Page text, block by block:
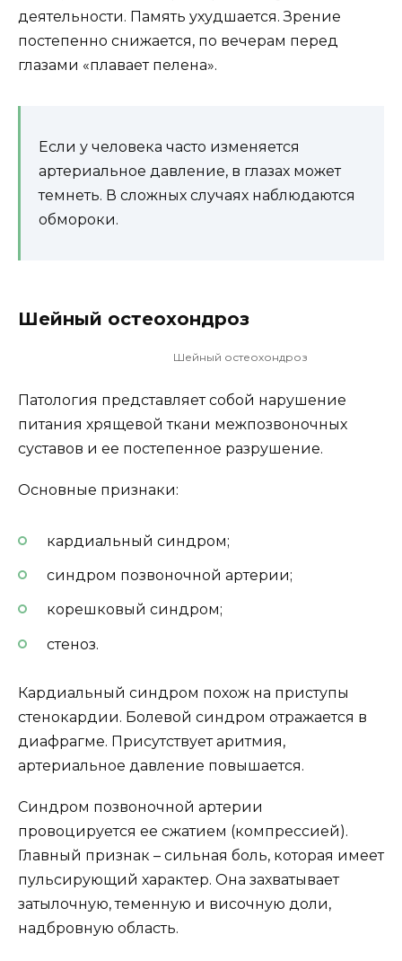
деятельности. Память ухудшается. Зрение
постепенно снижается, по вечерам перед
глазами «плавает пелена».
Если у человека часто изменяется
артериальное давление, в глазах может
темнеть. В сложных случаях наблюдаются
обмороки.
Шейный остеохондроз
Шейный остеохондроз
Патология представляет собой нарушение
питания хрящевой ткани межпозвоночных
суставов и ее постепенное разрушение.
Основные признаки:
кардиальный синдром;
синдром позвоночной артерии;
корешковый синдром;
стеноз.
Кардиальный синдром похож на приступы
стенокардии. Болевой синдром отражается в
диафрагме. Присутствует аритмия,
артериальное давление повышается.
Синдром позвоночной артерии
провоцируется ее сжатием (компрессией).
Главный признак – сильная боль, которая имеет
пульсирующий характер. Она захватывает
затылочную, теменную и височную доли,
надбровную область.